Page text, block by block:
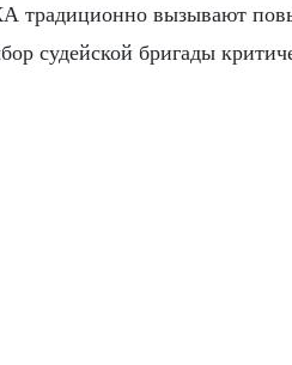
вызывают
судейской бригады